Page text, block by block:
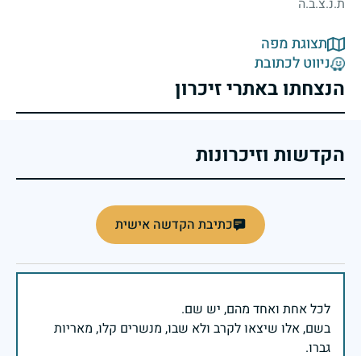
ת.נ.צ.ב.ה
תצוגת מפה
ניווט לכתובת
הנצחתו באתרי זיכרון
הקדשות וזיכרונות
כתיבת הקדשה אישית
בשם, אלו שיצאו לקרב ולא שבו, מנשרים קלו, מאריות